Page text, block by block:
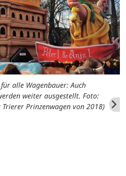
alle Wagenbauer: Auch
weiter ausgestellt. Foto:
Prinzenwagen von 2018)